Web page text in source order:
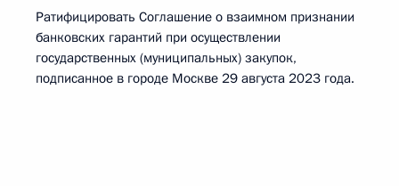
Ратифицировать Соглашение о взаимном признании
банковских гарантий при осуществлении
государственных (муниципальных) закупок,
подписанное в городе Москве 29 августа 2023 года.